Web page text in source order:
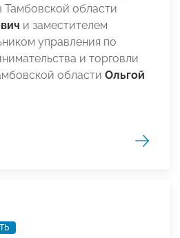
Тамбовской области
и заместителем
управления по
и торговли
области Ольгой